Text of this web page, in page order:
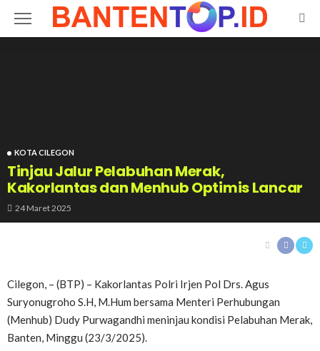
KOTA CILEGON
Tinjau Jalur Pelabuhan Merak,
Kakorlantas dan Menhub Optimis Lancar
24 Maret 2025
Cilegon, – (BTP) – Kakorlantas Polri Irjen Pol Drs. Agus
Suryonugroho S.H, M.Hum bersama Menteri Perhubungan
(Menhub) Dudy Purwagandhi meninjau kondisi Pelabuhan Merak,
Banten, Minggu (23/3/2025).